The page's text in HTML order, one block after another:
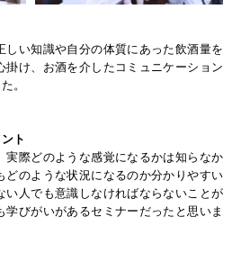
しい知識や自分の体質にあった飲酒量を
掛け、お酒を介したコミュニケーション
。
ト
実際どのような感覚になるかは知らなか
どのような状況になるのか分かりやすい
い人でも意識しなければならないことが
びがいがあるセミナーだったと思いま